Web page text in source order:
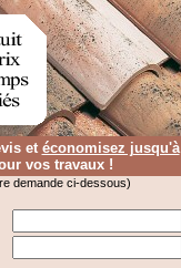
et économisez jusqu'à
vos travaux !
demande ci-dessous)